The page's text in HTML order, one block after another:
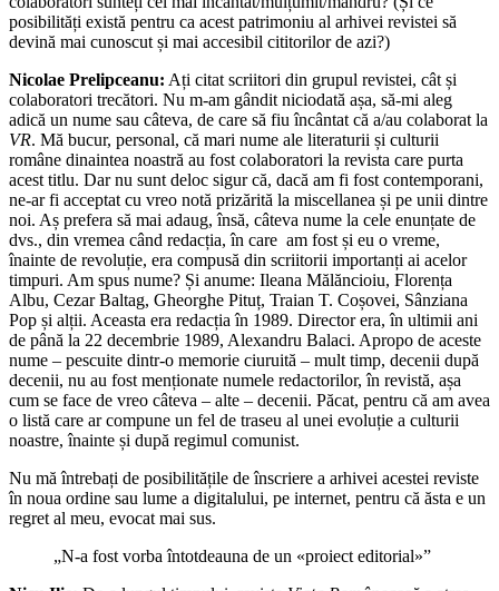
posibilități există pentru ca acest patrimoniu al arhivei revistei să
devină mai cunoscut și mai accesibil cititorilor de azi?)
Nicolae Prelipceanu: Ați citat scriitori din grupul revistei, cât și
colaboratori trecători. Nu m-am gândit niciodată așa, să-mi aleg
adică un nume sau câteva, de care să fiu încântat că a/au colaborat la
VR. Mă bucur, personal, că mari nume ale literaturii și culturii
române dinaintea noastră au fost colaboratori la revista care purta
acest titlu. Dar nu sunt deloc sigur că, dacă am fi fost contemporani,
ne-ar fi acceptat cu vreo notă prizărită la miscellanea și pe unii dintre
noi. Aș prefera să mai adaug, însă, câteva nume la cele enunțate de
dvs., din vremea când redacția, în care am fost și eu o vreme,
înainte de revoluție, era compusă din scriitorii importanți ai acelor
timpuri. Am spus nume? Și anume: Ileana Mălăncioiu, Florența
Albu, Cezar Baltag, Gheorghe Pituț, Traian T. Coșovei, Sânziana
Pop și alții. Aceasta era redacția în 1989. Director era, în ultimii ani
de până la 22 decembrie 1989, Alexandru Balaci. Apropo de aceste
nume – pescuite dintr-o memorie ciuruită – mult timp, decenii după
decenii, nu au fost menționate numele redactorilor, în revistă, așa
cum se face de vreo câteva – alte – decenii. Păcat, pentru că am avea
o listă care ar compune un fel de traseu al unei evoluție a culturii
noastre, înainte și după regimul comunist.
Nu mă întrebați de posibilitățile de înscriere a arhivei acestei reviste
în noua ordine sau lume a digitalului, pe internet, pentru că ăsta e un
regret al meu, evocat mai sus.
„N-a fost vorba întotdeauna de un «proiect editorial»”